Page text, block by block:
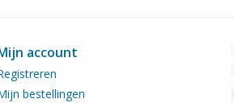
account
bestellingen